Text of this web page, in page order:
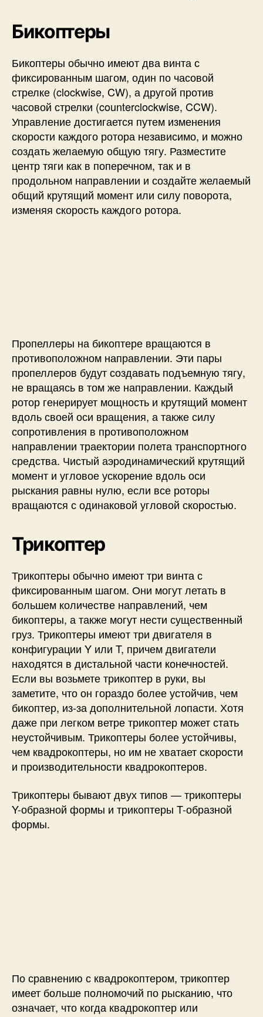
Бикоптеры
Бикоптеры обычно имеют два винта с
фиксированным шагом, один по часовой
стрелке (clockwise, CW), а другой против
часовой стрелки (counterclockwise, CCW).
Управление достигается путем изменения
скорости каждого ротора независимо, и можно
создать желаемую общую тягу. Разместите
центр тяги как в поперечном, так и в
продольном направлении и создайте желаемый
общий крутящий момент или силу поворота,
изменяя скорость каждого ротора.
Пропеллеры на бикоптере вращаются в
противоположном направлении. Эти пары
пропеллеров будут создавать подъемную тягу,
не вращаясь в том же направлении. Каждый
ротор генерирует мощность и крутящий момент
вдоль своей оси вращения, а также силу
сопротивления в противоположном
направлении траектории полета транспортного
средства. Чистый аэродинамический крутящий
момент и угловое ускорение вдоль оси
рыскания равны нулю, если все роторы
вращаются с одинаковой угловой скоростью.
Трикоптер
Трикоптеры обычно имеют три винта с
фиксированным шагом. Они могут летать в
большем количестве направлений, чем
бикоптеры, а также могут нести существенный
груз. Трикоптеры имеют три двигателя в
конфигурации Y или T, причем двигатели
находятся в дистальной части конечностей.
Если вы возьмете трикоптер в руки, вы
заметите, что он гораздо более устойчив, чем
бикоптер, из-за дополнительной лопасти. Хотя
даже при легком ветре трикоптер может стать
неустойчивым. Трикоптеры более устойчивы,
чем квадрокоптеры, но им не хватает скорости
и производительности квадрокоптеров.
Трикоптеры бывают двух типов — трикоптеры
Y-образной формы и трикоптеры T-образной
формы.
По сравнению с квадрокоптером, трикоптер
имеет больше полномочий по рысканию, что
означает, что когда квадрокоптер или